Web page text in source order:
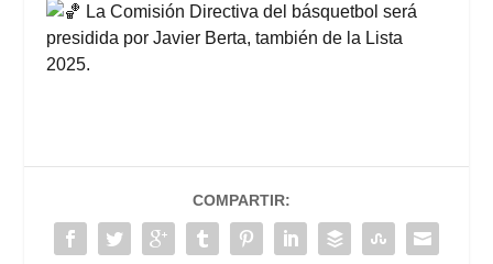
La Comisión Directiva del básquetbol será
presidida por Javier Berta, también de la Lista
2025.
COMPARTIR: